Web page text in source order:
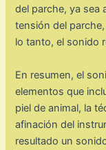
del parche, ya sea
tensión del
lo tanto, el sonido
En resumen, el
elementos que
piel de animal, la
afinación del
resultado un